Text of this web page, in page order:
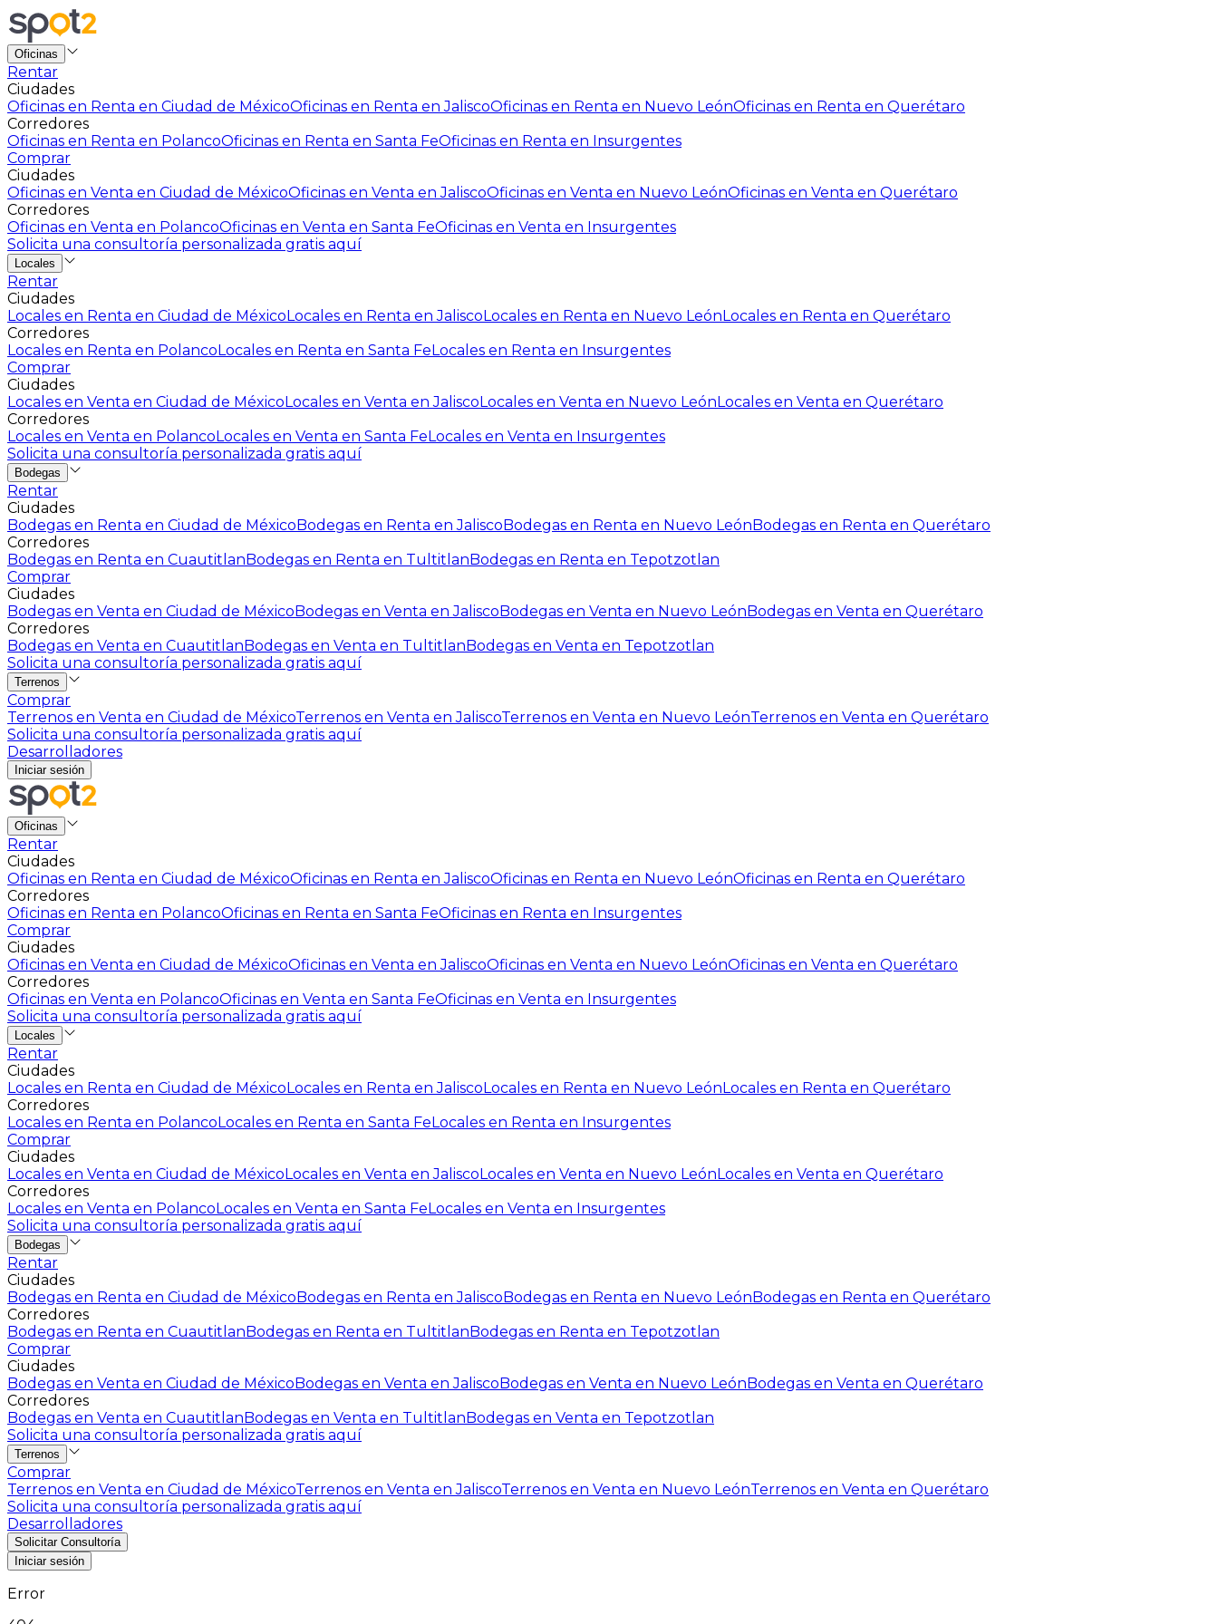
Oficinas
Rentar
Ciudades
Oficinas en Renta en Ciudad de MéxicoOficinas en Renta en JaliscoOficinas en Renta en Nuevo LeónOficinas en Renta en Querétaro
Corredores
Oficinas en Renta en PolancoOficinas en Renta en Santa FeOficinas en Renta en Insurgentes
Comprar
Ciudades
Oficinas en Venta en Ciudad de MéxicoOficinas en Venta en JaliscoOficinas en Venta en Nuevo LeónOficinas en Venta en Querétaro
Corredores
Oficinas en Venta en PolancoOficinas en Venta en Santa FeOficinas en Venta en Insurgentes
Solicita una consultoría personalizada gratis aquí
Locales
Rentar
Ciudades
Locales en Renta en Ciudad de MéxicoLocales en Renta en JaliscoLocales en Renta en Nuevo LeónLocales en Renta en Querétaro
Corredores
Locales en Renta en PolancoLocales en Renta en Santa FeLocales en Renta en Insurgentes
Comprar
Ciudades
Locales en Venta en Ciudad de MéxicoLocales en Venta en JaliscoLocales en Venta en Nuevo LeónLocales en Venta en Querétaro
Corredores
Locales en Venta en PolancoLocales en Venta en Santa FeLocales en Venta en Insurgentes
Solicita una consultoría personalizada gratis aquí
Bodegas
Rentar
Ciudades
Bodegas en Renta en Ciudad de MéxicoBodegas en Renta en JaliscoBodegas en Renta en Nuevo LeónBodegas en Renta en Querétaro
Corredores
Bodegas en Renta en CuautitlanBodegas en Renta en TultitlanBodegas en Renta en Tepotzotlan
Comprar
Ciudades
Bodegas en Venta en Ciudad de MéxicoBodegas en Venta en JaliscoBodegas en Venta en Nuevo LeónBodegas en Venta en Querétaro
Corredores
Bodegas en Venta en CuautitlanBodegas en Venta en TultitlanBodegas en Venta en Tepotzotlan
Solicita una consultoría personalizada gratis aquí
Terrenos
Comprar
Terrenos en Venta en Ciudad de MéxicoTerrenos en Venta en JaliscoTerrenos en Venta en Nuevo LeónTerrenos en Venta en Querétaro
Solicita una consultoría personalizada gratis aquí
Desarrolladores
Iniciar sesión
Oficinas
Rentar
Ciudades
Oficinas en Renta en Ciudad de MéxicoOficinas en Renta en JaliscoOficinas en Renta en Nuevo LeónOficinas en Renta en Querétaro
Corredores
Oficinas en Renta en PolancoOficinas en Renta en Santa FeOficinas en Renta en Insurgentes
Comprar
Ciudades
Oficinas en Venta en Ciudad de MéxicoOficinas en Venta en JaliscoOficinas en Venta en Nuevo LeónOficinas en Venta en Querétaro
Corredores
Oficinas en Venta en PolancoOficinas en Venta en Santa FeOficinas en Venta en Insurgentes
Solicita una consultoría personalizada gratis aquí
Locales
Rentar
Ciudades
Locales en Renta en Ciudad de MéxicoLocales en Renta en JaliscoLocales en Renta en Nuevo LeónLocales en Renta en Querétaro
Corredores
Locales en Renta en PolancoLocales en Renta en Santa FeLocales en Renta en Insurgentes
Comprar
Ciudades
Locales en Venta en Ciudad de MéxicoLocales en Venta en JaliscoLocales en Venta en Nuevo LeónLocales en Venta en Querétaro
Corredores
Locales en Venta en PolancoLocales en Venta en Santa FeLocales en Venta en Insurgentes
Solicita una consultoría personalizada gratis aquí
Bodegas
Rentar
Ciudades
Bodegas en Renta en Ciudad de MéxicoBodegas en Renta en JaliscoBodegas en Renta en Nuevo LeónBodegas en Renta en Querétaro
Corredores
Bodegas en Renta en CuautitlanBodegas en Renta en TultitlanBodegas en Renta en Tepotzotlan
Comprar
Ciudades
Bodegas en Venta en Ciudad de MéxicoBodegas en Venta en JaliscoBodegas en Venta en Nuevo LeónBodegas en Venta en Querétaro
Corredores
Bodegas en Venta en CuautitlanBodegas en Venta en TultitlanBodegas en Venta en Tepotzotlan
Solicita una consultoría personalizada gratis aquí
Terrenos
Comprar
Terrenos en Venta en Ciudad de MéxicoTerrenos en Venta en JaliscoTerrenos en Venta en Nuevo LeónTerrenos en Venta en Querétaro
Solicita una consultoría personalizada gratis aquí
Desarrolladores
Solicitar Consultoría
Iniciar sesión
Error